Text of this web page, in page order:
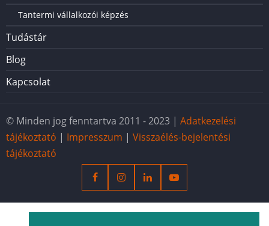
Tantermi vállalkozói képzés
Tudástár
Blog
Kapcsolat
© Minden jog fenntartva 2011 - 2023 | Adatkezelési
tájékoztató | Impresszum | Visszaélés-bejelentési
tájékoztató